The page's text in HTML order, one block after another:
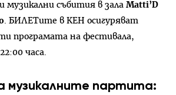
музикални събития в зала Matti’D
. БИЛЕТите в КЕН осигуряват
програмата на фестивала,
часа.
музикалните партита: